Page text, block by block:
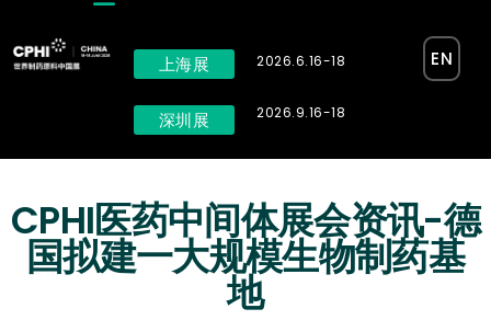
上海展
深圳展
2026.6.16-18
2026.9.16-18
EN
CPHI医药中间体展会资讯-德
国拟建一大规模生物制药基
地